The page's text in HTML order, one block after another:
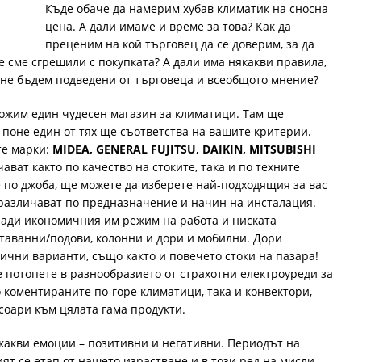
Къде обаче да намерим хубав климатик на сносна
цена. А дали имаме и време за това? Как да
преценим на кой търговец да се доверим, за да
сгрешили с покупката? А дали има някакви правила,
бъдем подведени от търговеца и всеобщото мнение?
един чудесен магазин за климатици. Там ще
един от тях ще съответства на вашите критерии.
марки: MIDEA, GENERAL FUJITSU, DAIKIN, MITSUBISHI
както по качество на стоките, така и по техните
по джоба, ще можете да изберете най-подходящия за вас
по предназначение и начин на инсталация.
икономичния им режим на работа и ниската
подови, колонни и дори и мобилни. Дори
варианти, също както и повечето стоки на пазара!
потопете в разнообразието от страхотни електроуреди за
по-горе климатици, така и конвектори,
към цялата гама продукти.
емоции – позитивни и негативни. Периодът на